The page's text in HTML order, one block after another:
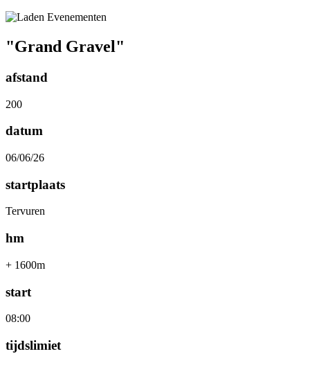
"Grand Gravel"
afstand
200
datum
06/06/26
startplaats
Tervuren
hm
+ 1600m
start
08:00
tijdslimiet